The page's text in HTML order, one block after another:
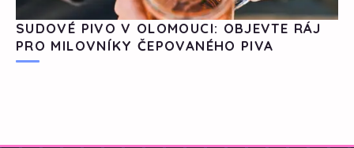
SUDOVÉ PIVO V OLOMOUCI: OBJEVTE RÁJ
PRO MILOVNÍKY ČEPOVANÉHO PIVA